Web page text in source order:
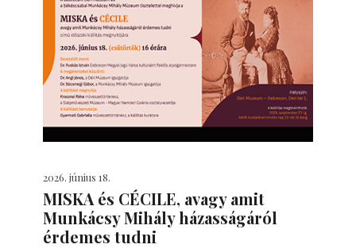
2026. június 18.
MISKA és CÉCILE, avagy amit
Munkácsy Mihály házasságáról
érdemes tudni